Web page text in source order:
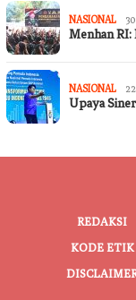
NASIONAL
Menhan
NASIONAL
Upaya
REDAKSI
KODE ETIK